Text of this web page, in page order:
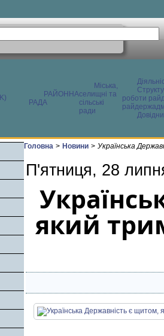
РАЙОННА
РАДА
Міська,
селищні та
сільські
ради
роботи
Головна > Новини > Українська
П'ятниця, 28
який